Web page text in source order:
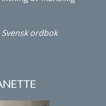
ordbok